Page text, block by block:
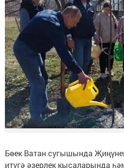
Бөек Ватан сугышында
итүгә әзерлек кысаларында